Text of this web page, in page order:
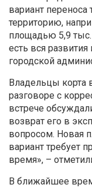
вариант переноса
территорию,
площадью 5,9
есть вся
городской
Владельцы
разговоре с
встрече
возврат его в
вопросом. Новая
вариант требует
время», –
В ближайшее